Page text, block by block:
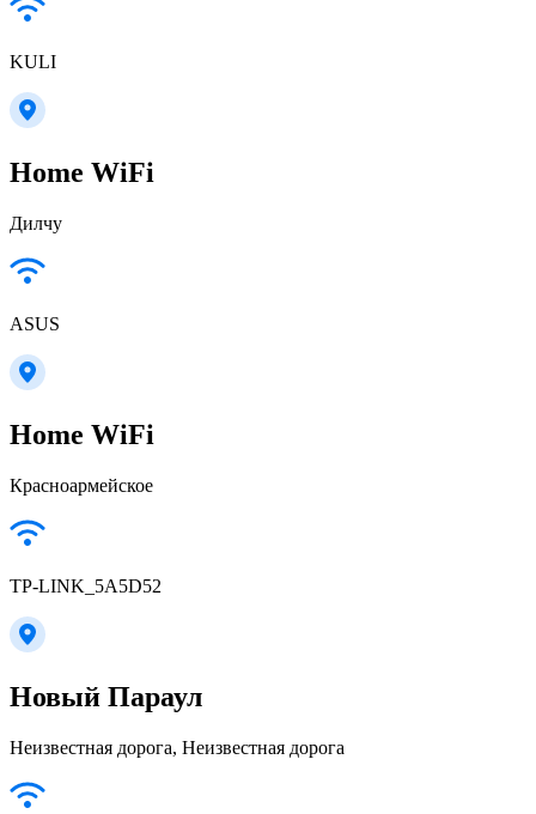
KULI
Home WiFi
Дилчу
ASUS
Home WiFi
Красноармейское
TP-LINK_5A5D52
Новый Параул
Неизвестная дорога, Неизвестная дорога